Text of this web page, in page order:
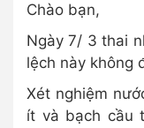
Chào bạn,
Ngày 7/ 3 thai
lệch này không
Xét nghiệm
ít và bạch cầu